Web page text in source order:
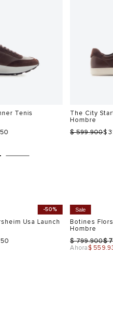
Tenis
talla
The City
Hombre
$599.900$
Talla
EUR
-50% Sale